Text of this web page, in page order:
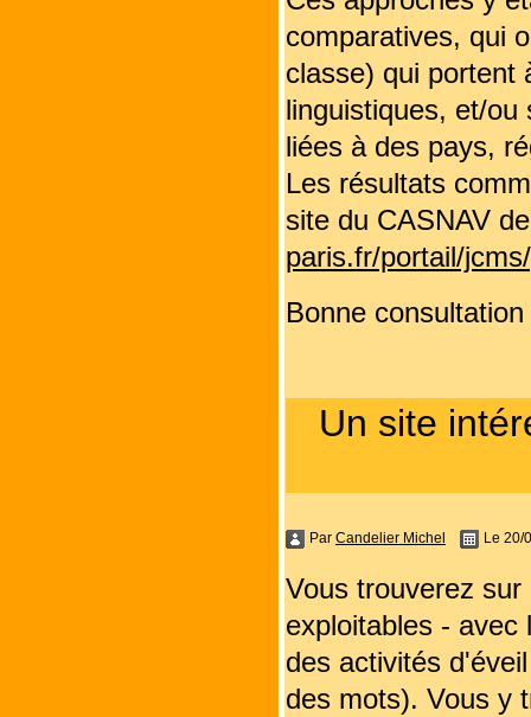
comparatives, qui
classe) qui portent
linguistiques, et/ou
liées à des pays,
Les résultats
site du CASNAV
paris.fr/portail/
Bonne consultation
Un site
Par Candelier Michel Le
Vous trouverez
exploitables - avec
des activités
des mots). Vous y